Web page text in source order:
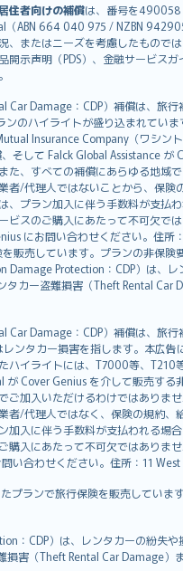
住者向けの補償は、番号を490058
（ABN 664 040 975 / NZBN
、またはニーズを考慮したもので
開示声明（PDS）、金融サービス
Car Damage：CDP）補償は、旅
ンのハイライトが盛り込まれてい
Insurance Company（ワシ
そして Falck Global Assistance
、すべての補償にあらゆる地域
者/代理人ではないことから、保
、プラン加入に伴う手数料が支払
ビスのご購入にあたって不可欠で
にお問い合わせください。住
販売しています。プランの非保
Damage Protection：CDP）は、
タカー盗難損害（Theft Rental
Car Damage：CDP）補償は、旅
ンタカー損害を指します。本広
ハイライトには、T7000等、
Cover Genius を介して販売す
加入いただけるわけではありませ
者/代理人ではなく、保険の規約
加入に伴う手数料が支払われる場
購入にあたって不可欠ではありま
い合わせください。住所：11
プランで旅行保険を販売してい
：CDP）は、レンタカーの紛失
損害（Theft Rental Car Damage）